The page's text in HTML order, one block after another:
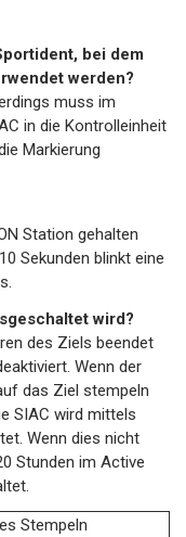
bei dem
werden?
muss im
in die Kontrolleinheit
Markierung
Station gehalten
Sekunden blinkt eine
wird?
des Ziels beendet
Wenn der
das Ziel stempeln
SIAC wird mittels
Wenn dies nicht
Stunden im Active
Stempeln